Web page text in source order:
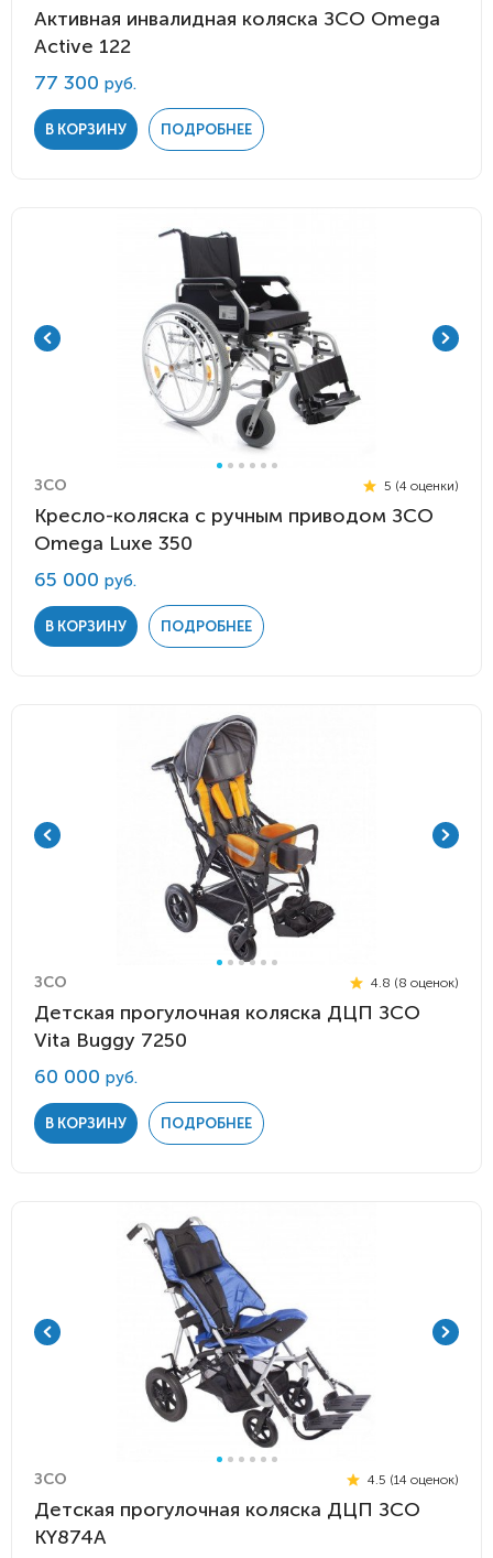
Активная инвалидная коляска ЗСО Omega
Active 122
77 300 руб.
В КОРЗИНУ ПОДРОБНЕЕ
ЗСО 5 (4 оценки)
Кресло-коляска с ручным приводом ЗСО
Omega Luxe 350
65 000 руб.
В КОРЗИНУ ПОДРОБНЕЕ
ЗСО 4.8 (8 оценок)
Детская прогулочная коляска ДЦП ЗСО
Vita Buggy 7250
60 000 руб.
В КОРЗИНУ ПОДРОБНЕЕ
ЗСО 4.5 (14 оценок)
Детская прогулочная коляска ДЦП ЗСО
KY874A